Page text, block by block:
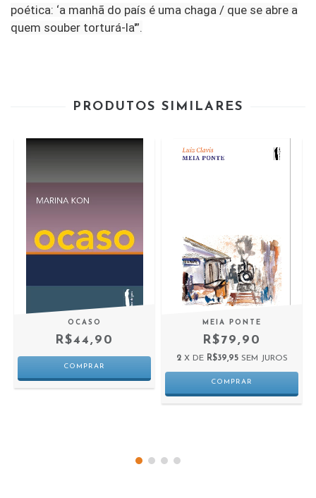
poética: ‘a manhã do país é uma chaga / que se abre a
quem souber torturá-la'”.
PRODUTOS SIMILARES
OCASO
R$44,90
MEIA PONTE
R$79,90
2 X DE R$39,95 SEM JUROS